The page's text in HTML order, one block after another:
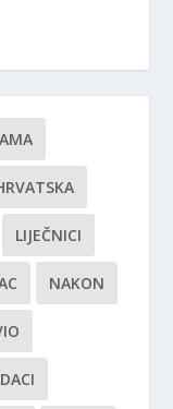
LIJEČNICI
NAKON